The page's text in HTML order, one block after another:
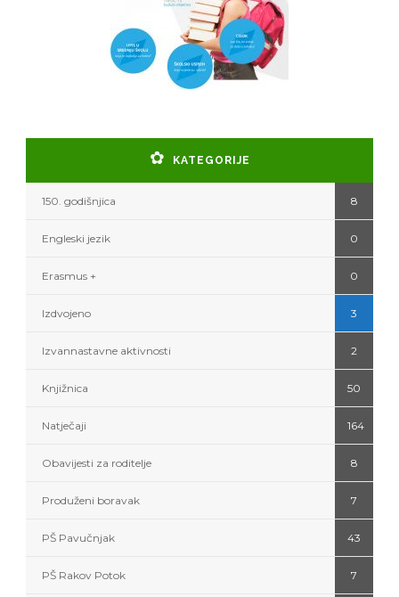
KATEGORIJE
150. godišnjica 8
Engleski jezik 0
Erasmus + 0
Izdvojeno 3
Izvannastavne aktivnosti 2
Knjižnica 50
Natječaji 164
Obavijesti za roditelje 8
Produženi boravak 7
PŠ Pavučnjak 43
PŠ Rakov Potok 7